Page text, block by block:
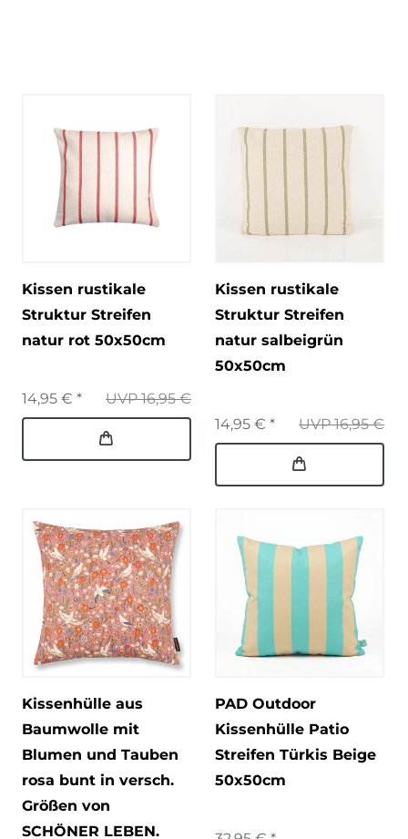
Kissen rustikale
Struktur Streifen
natur rot 50x50cm
UVP 16,95 €
14,95 € *
Kissen rustikale
Struktur Streifen
natur salbeigrün
50x50cm
UVP 16,95 €
14,95 € *
Kissenhülle aus
Baumwolle mit
Blumen und Tauben
rosa bunt in versch.
Größen von
SCHÖNER LEBEN.
PAD Outdoor
Kissenhülle Patio
Streifen Türkis Beige
50x50cm